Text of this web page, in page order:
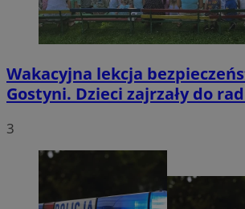
Wakacyjna lekcja
Gostyni. Dzieci zajrzały do
3